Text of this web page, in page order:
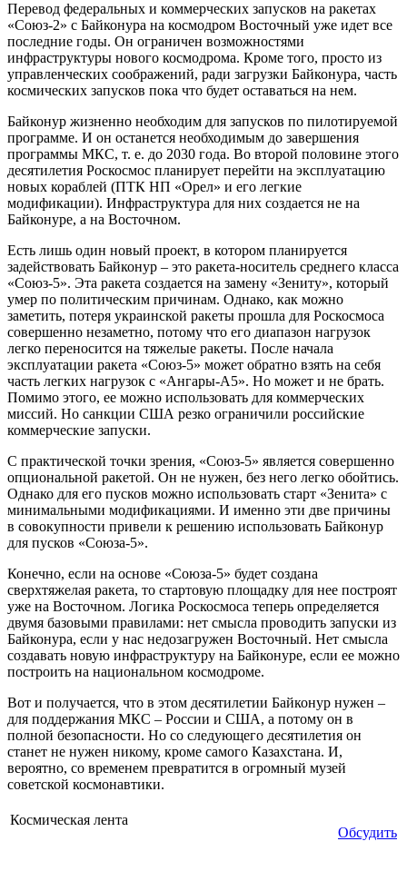
Перевод федеральных и коммерческих запусков на ракетах
«Союз-2» с Байконура на космодром Восточный уже идет все
последние годы. Он ограничен возможностями
инфраструктуры нового космодрома. Кроме того, просто из
управленческих соображений, ради загрузки Байконура, часть
космических запусков пока что будет оставаться на нем.
Байконур жизненно необходим для запусков по пилотируемой
программе. И он останется необходимым до завершения
программы МКС, т. е. до 2030 года. Во второй половине этого
десятилетия Роскосмос планирует перейти на эксплуатацию
новых кораблей (ПТК НП «Орел» и его легкие
модификации). Инфраструктура для них создается не на
Байконуре, а на Восточном.
Есть лишь один новый проект, в котором планируется
задействовать Байконур – это ракета-носитель среднего класса
«Союз-5». Эта ракета создается на замену «Зениту», который
умер по политическим причинам. Однако, как можно
заметить, потеря украинской ракеты прошла для Роскосмоса
совершенно незаметно, потому что его диапазон нагрузок
легко переносится на тяжелые ракеты. После начала
эксплуатации ракета «Союз-5» может обратно взять на себя
часть легких нагрузок с «Ангары-А5». Но может и не брать.
Помимо этого, ее можно использовать для коммерческих
миссий. Но санкции США резко ограничили российские
коммерческие запуски.
С практической точки зрения, «Союз-5» является совершенно
опциональной ракетой. Он не нужен, без него легко обойтись.
Однако для его пусков можно использовать старт «Зенита» с
минимальными модификациями. И именно эти две причины
в совокупности привели к решению использовать Байконур
для пусков «Союза-5».
Конечно, если на основе «Союза-5» будет создана
сверхтяжелая ракета, то стартовую площадку для нее построят
уже на Восточном. Логика Роскосмоса теперь определяется
двумя базовыми правилами: нет смысла проводить запуски из
Байконура, если у нас недозагружен Восточный. Нет смысла
создавать новую инфраструктуру на Байконуре, если ее можно
построить на национальном космодроме.
Вот и получается, что в этом десятилетии Байконур нужен –
для поддержания МКС – России и США, а потому он в
полной безопасности. Но со следующего десятилетия он
станет не нужен никому, кроме самого Казахстана. И,
вероятно, со временем превратится в огромный музей
советской космонавтики.
Космическая лента
Обсудить